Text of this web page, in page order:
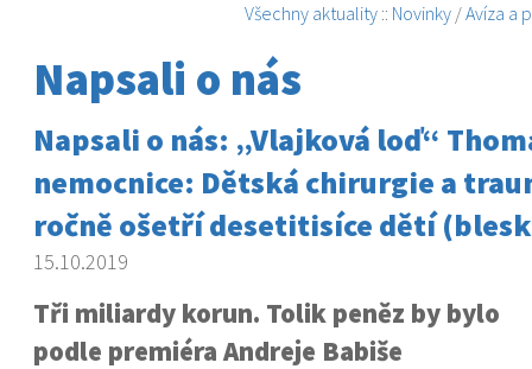
Všechny aktuality :: Novinky /Avíza a
Napsali o nás
Napsali o nás: „Vlajková loď“
nemocnice: Dětská chirurgie a
ročně ošetří desetitisíce dětí
15.10.2019
Tři miliardy korun. Tolik peněz by bylo
podle premiéra Andreje Babiše